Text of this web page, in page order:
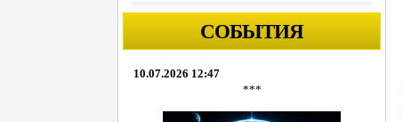
СОБЫТИЯ
10.07.2026 12:47
***